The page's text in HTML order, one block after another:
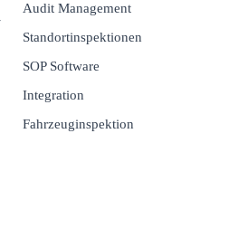
Audit Management
Standortinspektionen
SOP Software
Integration
Fahrzeuginspektion